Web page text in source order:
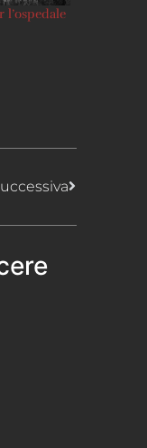
l’ospedale